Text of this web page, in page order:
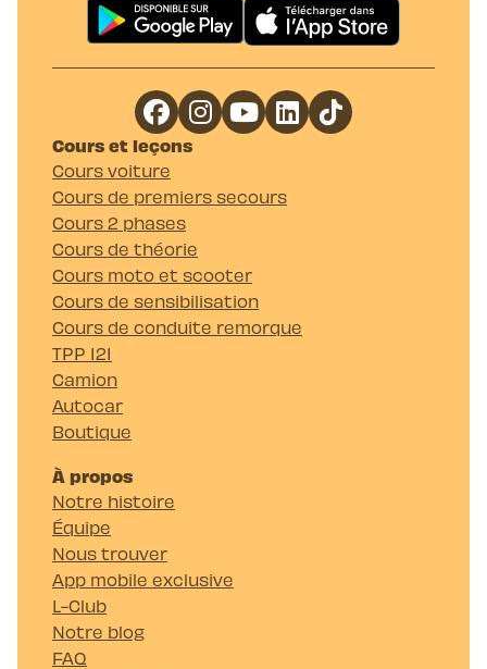
Cours et leçons
Cours voiture
Cours de premiers secours
Cours 2 phases
Cours de théorie
Cours moto et scooter
Cours de sensibilisation
Cours de conduite remorque
TPP 121
Camion
Autocar
Boutique
À propos
Notre histoire
Équipe
Nous trouver
App mobile exclusive
L-Club
Notre blog
FAQ